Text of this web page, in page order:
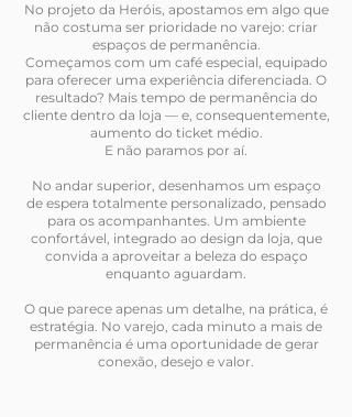
No projeto da Heróis, apostamos em algo que
não costuma ser prioridade no varejo: criar
espaços de permanência.
Começamos com um café especial, equipado
para oferecer uma experiência diferenciada. O
resultado? Mais tempo de permanência do
cliente dentro da loja — e, consequentemente,
aumento do ticket médio.
E não paramos por aí.
No andar superior, desenhamos um espaço
de espera totalmente personalizado, pensado
para os acompanhantes. Um ambiente
confortável, integrado ao design da loja, que
convida a aproveitar a beleza do espaço
enquanto aguardam.
O que parece apenas um detalhe, na prática, é
estratégia. No varejo, cada minuto a mais de
permanência é uma oportunidade de gerar
conexão, desejo e valor.